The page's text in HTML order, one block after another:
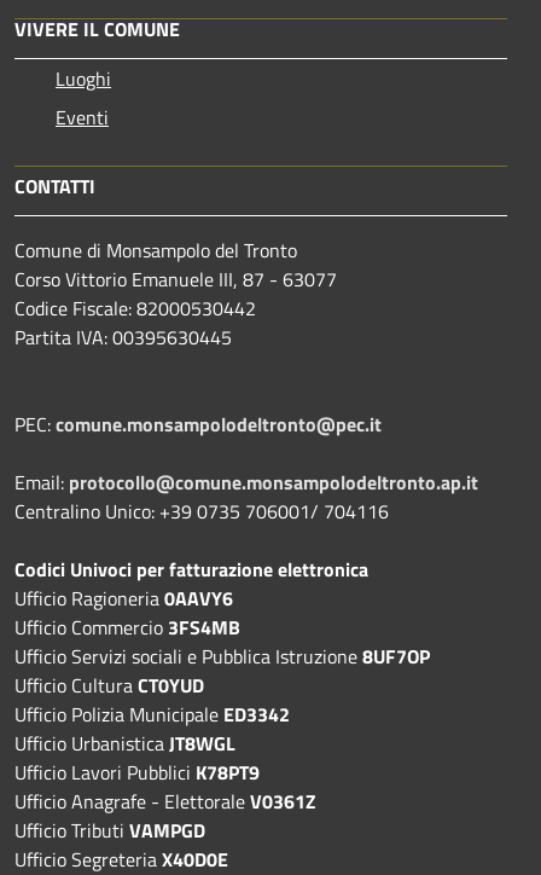
VIVERE IL COMUNE
Luoghi
Eventi
CONTATTI
Comune di Monsampolo del Tronto
Corso Vittorio Emanuele III, 87 - 63077
Codice Fiscale: 82000530442
Partita IVA: 00395630445
PEC:comune.monsampolodeltronto@pec.it
Email: protocollo@comune.monsampolodeltronto.ap.it
Centralino Unico: +39 0735 706001/ 704116
Codici Univoci per fatturazione elettronica
Ufficio Ragioneria0AAVY6
Ufficio Commercio 3FS4MB
Ufficio Servizi sociali e Pubblica Istruzione8UF7OP
Ufficio CulturaCT0YUD
Ufficio Polizia Municipale ED3342
Ufficio UrbanisticaJT8WGL
Ufficio Lavori Pubblici K78PT9
Ufficio Anagrafe - ElettoraleV0361Z
Ufficio Tributi VAMPGD
Ufficio SegreteriaX40D0E